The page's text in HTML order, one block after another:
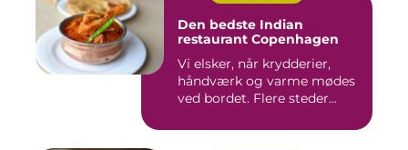
Den bedste Indian
restaurant Copenhagen
Vi elsker, når krydderier,
håndværk og varme mødes
ved bordet. Flere steder...